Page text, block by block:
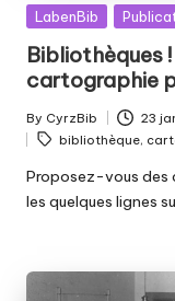
Posted
LabenBib
Bibliothèques
cartographie
Posted
by
By CyrzBib 23
Tags:
bibliothèque,
Proposez-vous des
les quelques lignes